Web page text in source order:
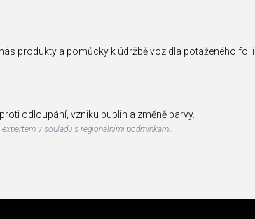
produkty a pomůcky k údržbě vozidla potaženého folií.
odloupání, vzniku bublin a změně barvy.
v souladu s regionálními podmínkami.